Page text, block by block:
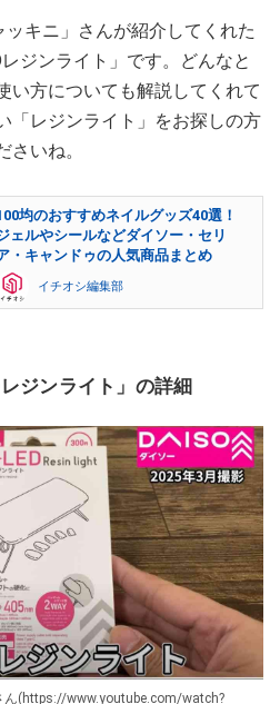
キニ」さんが紹介してくれた
ジンライト」です。どんなと
い方についても解説してくれて
「レジンライト」をお探しの方
いね。
均のおすすめネイルグッズ40選！
ェルやシールなどダイソー・セリ
・キャンドゥの人気商品まとめ
イチオシ編集部
ジンライト」の詳細
ん(https://www.youtube.com/watch?